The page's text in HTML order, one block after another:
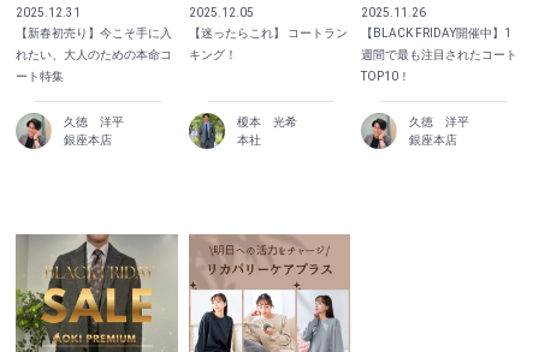
2025.12.31
【新春初売り】今こそ手に入
れたい、大人のための本命コ
ート特集
久徳 洋平
銀座本店
2025.12.05
【迷ったらこれ】 コートラン
キング！
榎本 光希
本社
2025.11.26
【BLACK FRIDAY開催中】1
週間で最も注目されたコート
TOP10！
久徳 洋平
銀座本店